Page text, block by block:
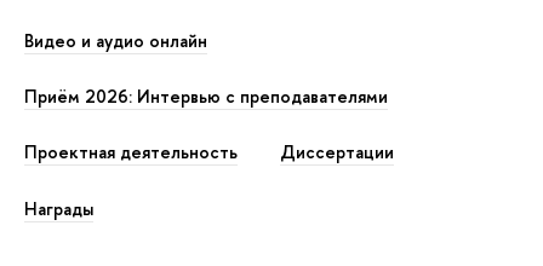
Видео и аудио онлайн
Приём 2026: Интервью с преподавателями
Проектная деятельность Диссертации
Награды